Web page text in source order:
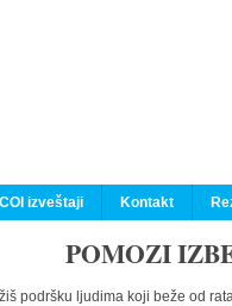
COI izveštaji Kontakt
POMOZI
podršku ljudima koji beže od